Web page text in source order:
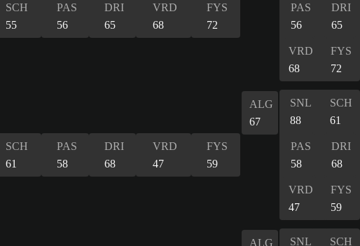
SCH
55
PAS
56
DRI
65
VRD
68
FYS
72
PAS
56
DRI
65
VRD
68
FYS
72
SCH
61
PAS
58
DRI
68
VRD
47
FYS
59
ALG
67
SNL
88
SCH
61
PAS
58
DRI
68
VRD
47
FYS
59
ALG SNL SCH